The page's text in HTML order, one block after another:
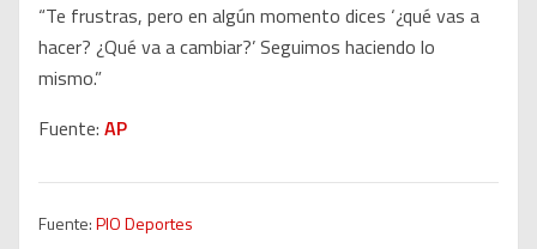
“Te frustras, pero en algún momento dices ‘¿qué vas a
hacer? ¿Qué va a cambiar?’ Seguimos haciendo lo
mismo.”
Fuente: AP
Fuente:PIO Deportes